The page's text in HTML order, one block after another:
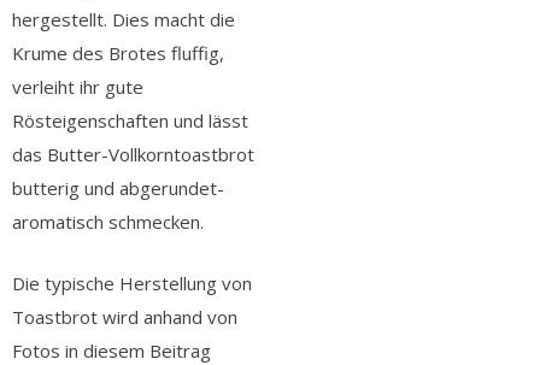
hergestellt. Dies macht die
Krume des Brotes fluffig,
verleiht ihr gute
Rösteigenschaften und lässt
das Butter-Vollkorntoastbrot
butterig und abgerundet-
aromatisch schmecken.
Die typische Herstellung von
Toastbrot wird anhand von
Fotos in diesem Beitrag